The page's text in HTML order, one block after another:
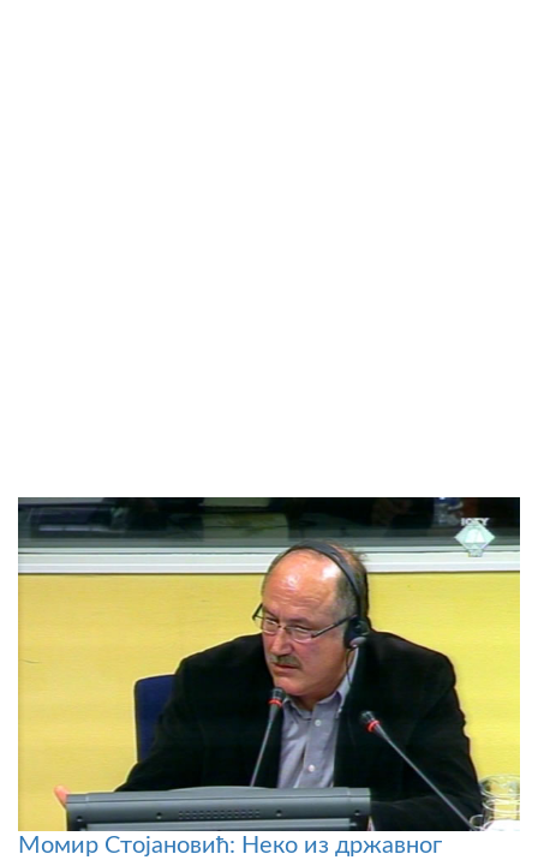
Момир Стојановић: Неко из државног